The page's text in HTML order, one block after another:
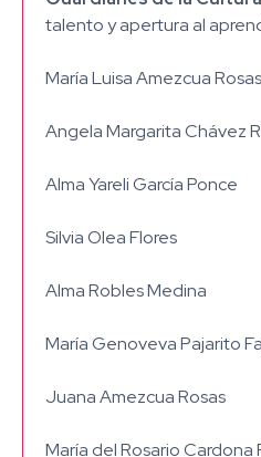
talento y apertura al
María Luisa Amezcua Rosas
Angela Margarita Chávez
Alma Yareli García Ponce
Silvia Olea Flores
Alma Robles Medina
María Genoveva Pajarito
Juana Amezcua Rosas
María del Rosario Cardona